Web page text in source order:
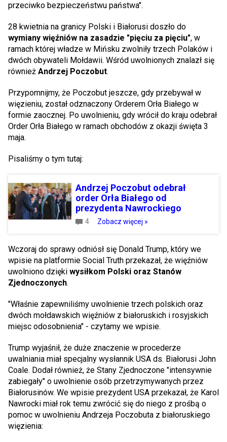
przeciwko bezpieczeństwu państwa".
28 kwietnia na granicy Polski i Białorusi doszło do
wymiany więźniów na zasadzie "pięciu za pięciu", w
ramach której władze w Mińsku zwolniły trzech Polaków i
dwóch obywateli Mołdawii. Wśród uwolnionych znalazł się
również Andrzej Poczobut.
Przypomnijmy, że Poczobut jeszcze, gdy przebywał w
więzieniu, został odznaczony Orderem Orła Białego w
formie zaocznej. Po uwolnieniu, gdy wrócił do kraju odebrał
Order Orła Białego w ramach obchodów z okazji święta 3
maja.
Pisaliśmy o tym tutaj:
Andrzej Poczobut odebrał
order Orła Białego od
prezydenta Nawrockiego
4 Zobacz więcej »
Wczoraj do sprawy odniósł się Donald Trump, który we
wpisie na platformie Social Truth przekazał, że więźniów
uwolniono dzięki wysiłkom Polski oraz Stanów
Zjednoczonych.
"Właśnie zapewniliśmy uwolnienie trzech polskich oraz
dwóch mołdawskich więźniów z białoruskich i rosyjskich
miejsc odosobnienia" - czytamy we wpisie.
Trump wyjaśnił, że duże znaczenie w procederze
uwalniania miał specjalny wysłannik USA ds. Białorusi John
Coale. Dodał również, że Stany Zjednoczone "intensywnie
zabiegały" o uwolnienie osób przetrzymywanych przez
Białorusinów. We wpisie prezydent USA przekazał, że Karol
Nawrocki miał rok temu zwrócić się do niego z prośbą o
pomoc w uwolnieniu Andrzeja Poczobuta z białoruskiego
więzienia: